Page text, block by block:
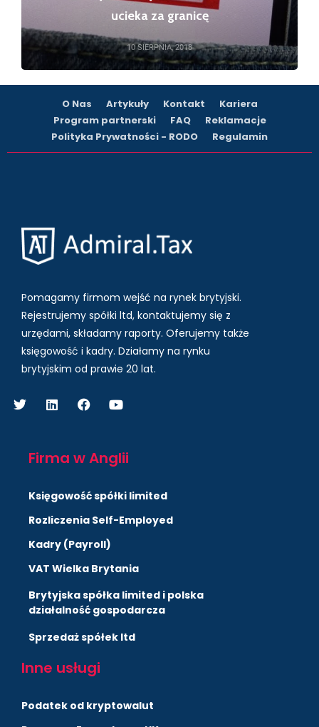
ucieka za granicę
10 SIERPNIA, 2018
O Nas Artykuły Kontakt
Kariera
Program partnerski
FAQ
Reklamacje
Polityka Prywatności - RODO
Regulamin
Pomagamy firmom wejść na rynek brytyjski.
Rejestrujemy spółki ltd, kontaktujemy się z
urzędami, składamy raporty. Oferujemy także
księgowość i kadry. Działamy na rynku
brytyjskim od prawie 20 lat.
Firma w Anglii
Księgowość spółki limited
Rozliczenia Self-Employed
Kadry (Payroll)
VAT Wielka Brytania
Brytyjska spółka limited i polska
działalność gospodarcza
Sprzedaż spółek ltd
Inne usługi
Podatek od kryptowalut